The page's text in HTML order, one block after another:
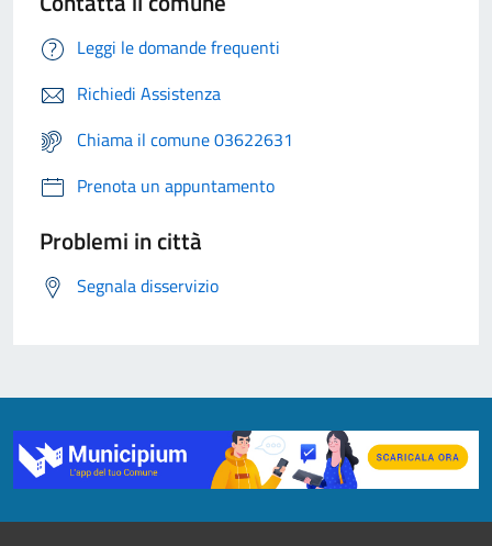
Leggi le domande frequenti
Richiedi Assistenza
Chiama il comune 03622631
Prenota un appuntamento
Problemi in città
Segnala disservizio